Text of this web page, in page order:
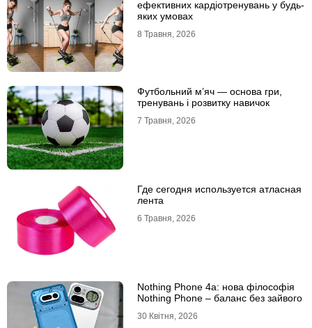
ефективних кардіотренувань у будь-
яких умовах
8 Травня, 2026
Футбольний м’яч — основа гри,
тренувань і розвитку навичок
7 Травня, 2026
Где сегодня используется атласная
лента
6 Травня, 2026
Nothing Phone 4a: нова філософія
Nothing Phone – баланс без зайвого
30 Квітня, 2026